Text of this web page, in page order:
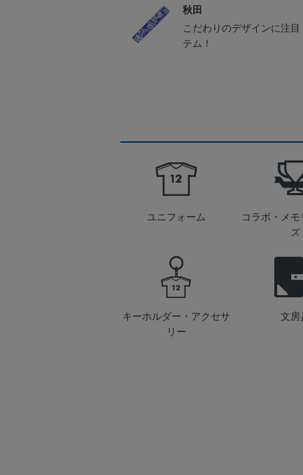
秋田
こだわりのデザインに注
テム！
ユニフォーム
コラボ・メモ
ズ
キーホルダー・アクセサ
リー
文房